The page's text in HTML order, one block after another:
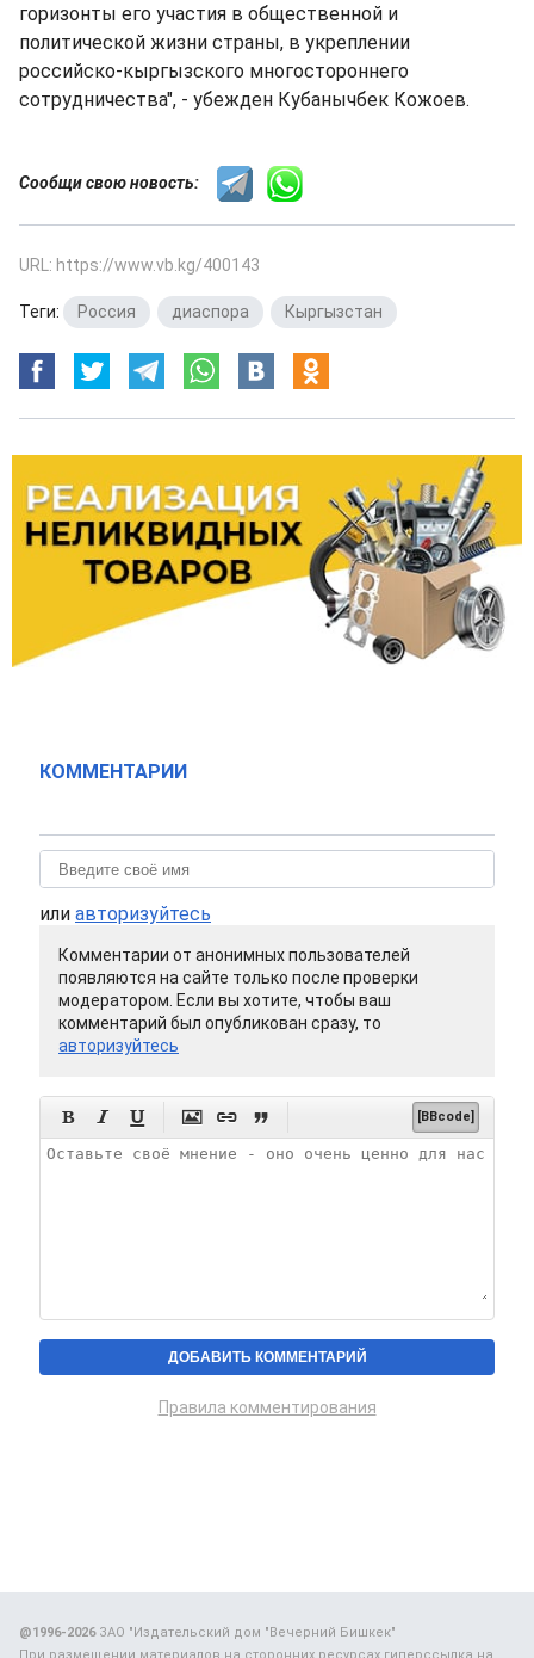
горизонты его участия в общественной и
политической жизни страны, в укреплении
российско-кыргызского многостороннего
сотрудничества", - убежден Кубанычбек Кожоев.
Сообщи свою новость:
URL: https://www.vb.kg/400143
Теги: Россия диаспора Кыргызстан
КОММЕНТАРИИ
или авторизуйтесь
Комментарии от анонимных пользователей
появляются на сайте только после проверки
модератором. Если вы хотите, чтобы ваш
комментарий был опубликован сразу, то
авторизуйтесь
      [BBcode]
Правила комментирования
@1996-2026ЗАО "Издательский дом "Вечерний Бишкек"